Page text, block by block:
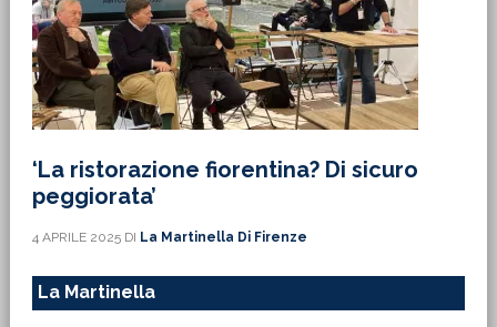
‘La ristorazione fiorentina? Di sicuro
peggiorata’
4 APRILE 2025DI La Martinella Di Firenze
La Martinella